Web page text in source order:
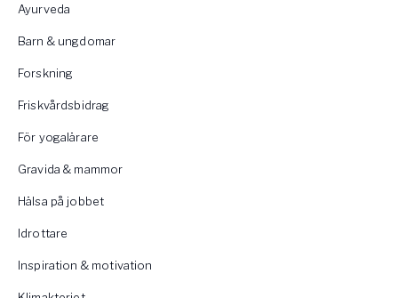
Ayurveda
Barn & ungdomar
Forskning
Friskvårdsbidrag
För yogalärare
Gravida & mammor
Hälsa på jobbet
Idrottare
Inspiration & motivation